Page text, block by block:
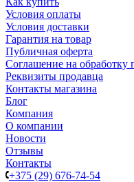
Условия оплаты
Условия доставки
Гарантия на товар
Публичная оферта
Соглашение на обработку
Реквизиты продавца
Контакты магазина
Блог
Компания
О компании
Новости
Отзывы
Контакты
+375 (29) 676-74-54